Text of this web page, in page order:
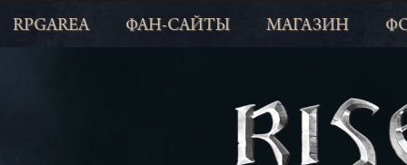
RPGAREA ФАН-САЙТЫ МАГАЗИН